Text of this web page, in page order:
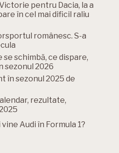
pentru Dacia, la a
în cel mai dificil raliu
românesc. S-a
se schimbă, ce dispare,
sezonul 2026
în sezonul 2025 de
rezultate,
Audi în Formula 1?